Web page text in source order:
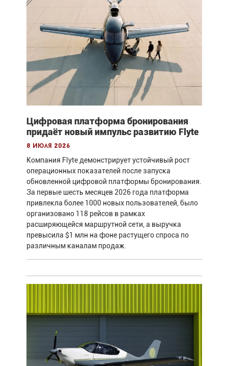
Цифровая платформа бронирования
придаёт новый импульс развитию Flyte
8 июля 2026
Компания Flyte демонстрирует устойчивый рост
операционных показателей после запуска
обновленной цифровой платформы бронирования.
За первые шесть месяцев 2026 года платформа
привлекла более 1000 новых пользователей, было
организовано 118 рейсов в рамках
расширяющейся маршрутной сети, а выручка
превысила $1 млн на фоне растущего спроса по
различным каналам продаж.